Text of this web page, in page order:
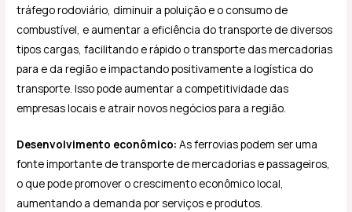
tráfego rodoviário, diminuir a poluição e o consumo de
combustível, e aumentar a eficiência do transporte de diversos
tipos cargas, facilitando e rápido o transporte das mercadorias
para e da região e impactando positivamente a logística do
transporte. Isso pode aumentar a competitividade das
empresas locais e atrair novos negócios para a região.
Desenvolvimento econômico: As ferrovias podem ser uma
fonte importante de transporte de mercadorias e passageiros,
o que pode promover o crescimento econômico local,
aumentando a demanda por serviços e produtos.